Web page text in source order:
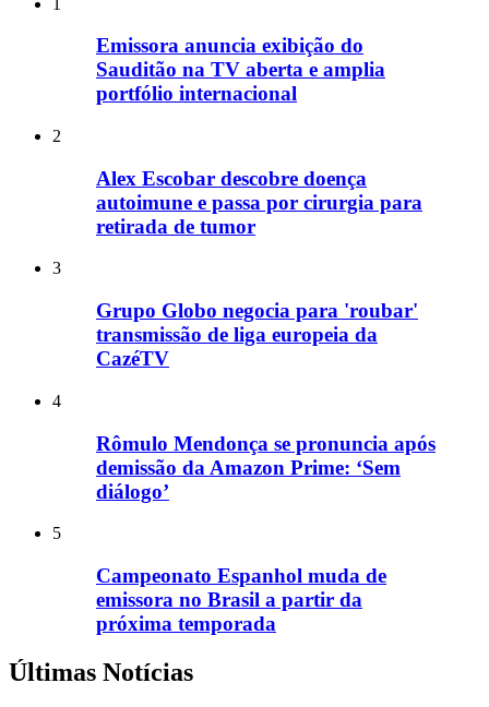
Emissora anuncia exibição do
Sauditão na TV aberta e amplia
portfólio internacional
2
Alex Escobar descobre doença
autoimune e passa por cirurgia para
retirada de tumor
3
Grupo Globo negocia para 'roubar'
transmissão de liga europeia da
CazéTV
4
Rômulo Mendonça se pronuncia após
demissão da Amazon Prime: ‘Sem
diálogo’
5
Campeonato Espanhol muda de
emissora no Brasil a partir da
próxima temporada
Últimas Notícias